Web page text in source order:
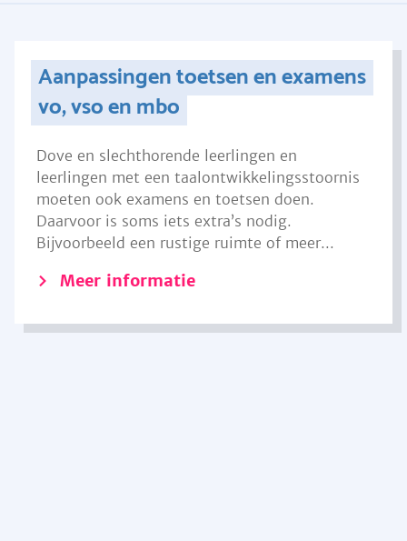
Aanpassingen toetsen en examens
vo, vso en mbo
Dove en slechthorende leerlingen en
leerlingen met een taalontwikkelingsstoornis
moeten ook examens en toetsen doen.
Daarvoor is soms iets extra’s nodig.
Bijvoorbeeld een rustige ruimte of meer...
Meer informatie